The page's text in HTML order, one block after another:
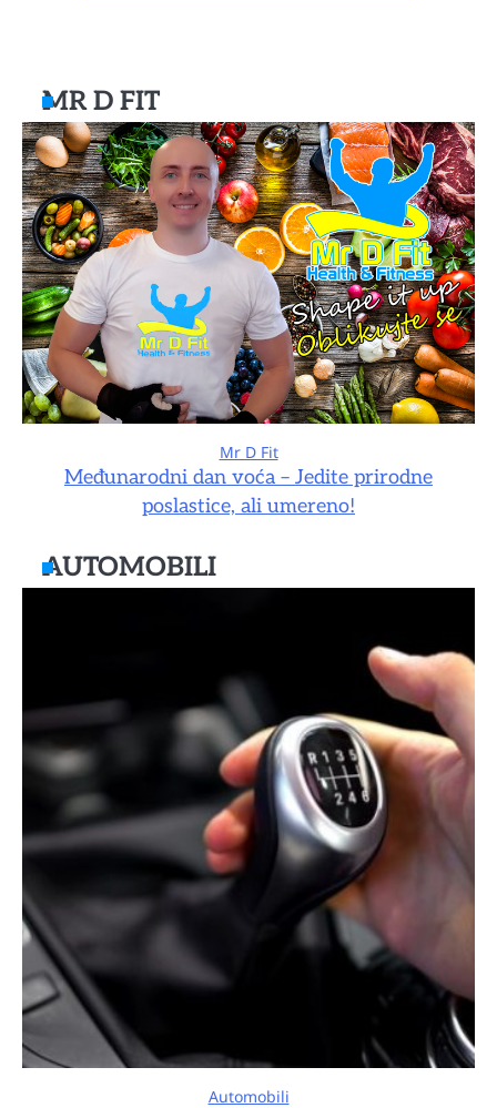
MR D FIT
Mr D Fit
Međunarodni dan voća – Jedite prirodne
poslastice, ali umereno!
AUTOMOBILI
Automobili